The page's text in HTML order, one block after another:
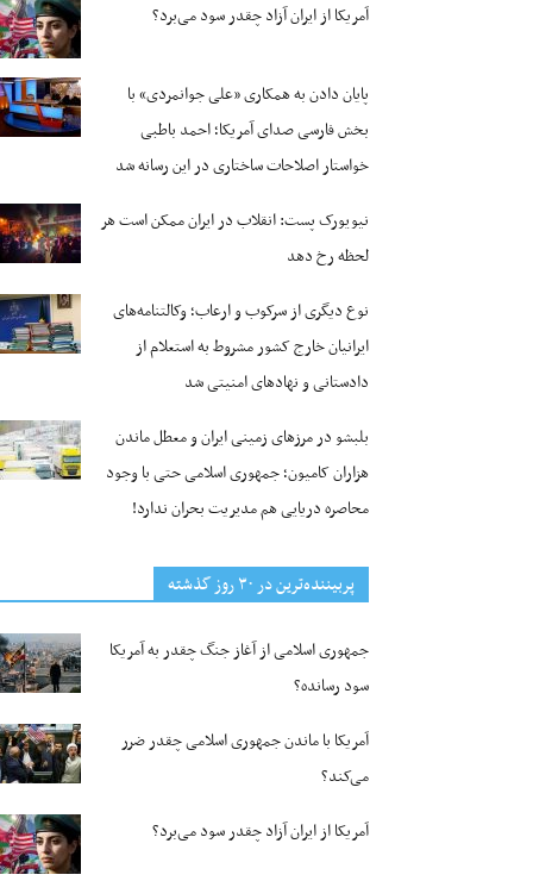
آمریکا از ایران آزاد چقدر سود می‌برد؟
پایان دادن به همکاری «علی جوانمردی» با
بخش فارسی صدای آمریکا؛ احمد باطبی
خواستار اصلاحات ساختاری در این رسانه شد
نیویورک پست: انقلاب در ایران ممکن است هر
لحظه رخ دهد
نوع دیگری از سرکوب و ارعاب؛ وکالتنامه‌های
ایرانیان خارج کشور مشروط به استعلام از
دادستانی و نهادهای امنیتی شد
بلبشو در مرزهای زمینی ایران و معطل ماندن
هزاران کامیون؛ جمهوری اسلامی حتی با وجود
محاصره دریایی هم مدیریت بحران ندارد!
پربیننده‌ترین‌ در ۳۰ روز گذشته
جمهوری اسلامی از آغاز جنگ چقدر به آمریکا
سود رسانده؟
آمریکا با ماندن جمهوری اسلامی چقدر ضرر
می‌کند؟
آمریکا از ایران آزاد چقدر سود می‌برد؟